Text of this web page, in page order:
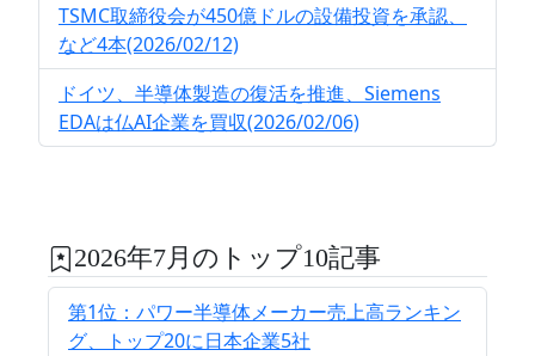
TSMC取締役会が450億ドルの設備投資を承認、
など4本(2026/02/12)
ドイツ、半導体製造の復活を推進、Siemens
EDAは仏AI企業を買収(2026/02/06)
2026年7月のトップ10記事
第1位：パワー半導体メーカー売上高ランキン
グ、トップ20に日本企業5社